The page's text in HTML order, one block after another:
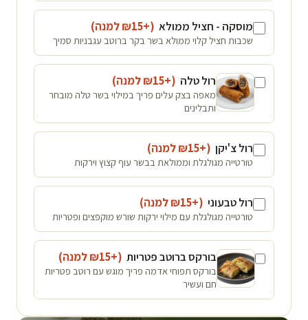
מוסקה - חציל ממולא (+₪
15 למנה)
שכבות חציל קלוי ממולא בשר בקר ברוטב עגבניות סמיך
רול טלה (+₪
15 למנה)
מאפה בצק עלים פריך במילוי בשר טלה מובחר
ותבלינים
רול צ'יקן (+₪
15 למנה)
טורטייה מגולגלת וממולאת בבשר עוף קצוץ וירקות
רול טבעוני (+₪
15 למנה)
טורטייה מגולגלת עם מילוי ירקות שורש מוקפצים ופטריות
בורקס ברוטב פטריות (+₪
15 למנה)
בורקס תפוחי אדמה פריך מוגש עם רוטב פטריות
חם ועשיר